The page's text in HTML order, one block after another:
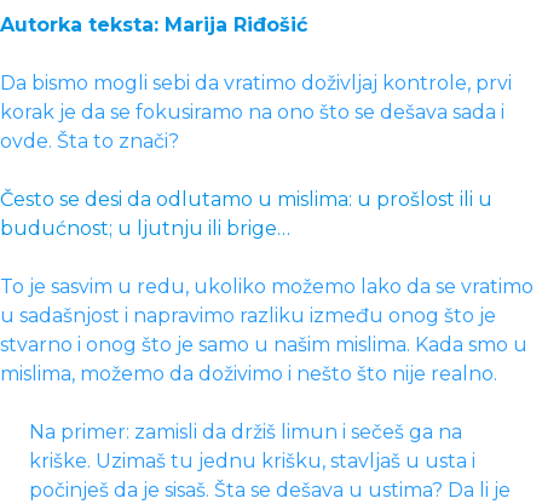
Autorka teksta: Marija Riđošić
Da bismo mogli sebi da vratimo doživljaj kontrole, prvi
korak je da se fokusiramo na ono što se dešava sada i
ovde. Šta to znači?
Često se desi da odlutamo u mislima: u prošlost ili u
budućnost; u ljutnju ili brige…
To je sasvim u redu, ukoliko možemo lako da se vratimo
u sadašnjost i napravimo razliku između onog što je
stvarno i onog što je samo u našim mislima. Kada smo u
mislima, možemo da doživimo i nešto što nije realno.
Na primer: zamisli da držiš limun i sečeš ga na
kriške. Uzimaš tu jednu krišku, stavljaš u usta i
počinješ da je sisaš. Šta se dešava u ustima? Da li je